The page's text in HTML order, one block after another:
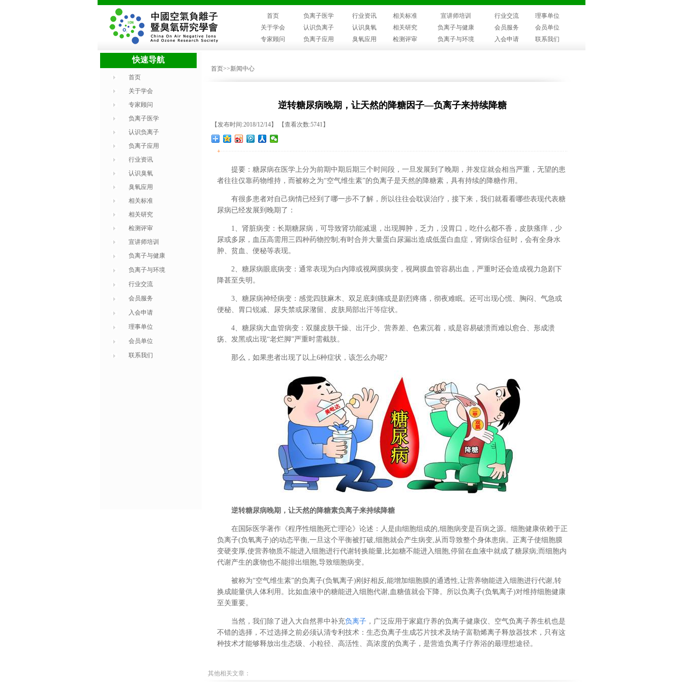
首页 负离子医学 行业资讯 相关标准 宣讲师培训 行业交流
理事单位
关于学会
认识负离子 认识臭氧 相关研究 负离子与健康 会员服务
会员单位
专家顾问
负离子应用 臭氧应用 检测评审 负离子与环境 入会申请 联系我们
快速导航
首页
关于学会
专家顾问
负离子医学
认识负离子
负离子应用
行业资讯
认识臭氧
臭氧应用
相关标准
相关研究
检测评审
宣讲师培训
负离子与健康
负离子与环境
行业交流
会员服务
入会申请
理事单位
会员单位
联系我们
首页>>新闻中心
逆转糖尿病晚期，让天然的降糖因子—负离子来持续降糖
【发布时间:2018/12/14】 【查看次数:5741】
+
提要：糖尿病在医学上分为前期中期后期三个时间段，一旦发展到了晚期，并发症就会相当严重，无望的患
者往往仅靠药物维持，而被称之为“空气维生素”的负离子是天然的降糖素，具有持续的降糖作用。
有很多患者对自己病情已经到了哪一步不了解，所以往往会耽误治疗，接下来，我们就看看哪些表现代表糖
尿病已经发展到晚期了：
1、肾脏病变：长期糖尿病，可导致肾功能减退，出现脚肿，乏力，没胃口，吃什么都不香，皮肤瘙痒，少
尿或多尿，血压高需用三四种药物控制;有时合并大量蛋白尿漏出造成低蛋白血症，肾病综合征时，会有全身水
肿、贫血、便秘等表现。
2、糖尿病眼底病变：通常表现为白内障或视网膜病变，视网膜血管容易出血，严重时还会造成视力急剧下
降甚至失明。
3、糖尿病神经病变：感觉四肢麻木、双足底刺痛或是剧烈疼痛，彻夜难眠。还可出现心慌、胸闷、气急或
便秘、胃口锐减、尿失禁或尿潴留、皮肤局部出汗等症状。
4、糖尿病大血管病变：双腿皮肤干燥、出汗少、营养差、色素沉着，或是容易破溃而难以愈合、形成溃
疡、发黑或出现“老烂脚”严重时需截肢。
那么，如果患者出现了以上6种症状，该怎么办呢?
逆转糖尿病晚期，让天然的降糖素负离子来持续降糖
在国际医学著作《程序性细胞死亡理论》论述：人是由细胞组成的,细胞病变是百病之源。细胞健康依赖于正
负离子(负氧离子)的动态平衡,一旦这个平衡被打破,细胞就会产生病变,从而导致整个身体患病。正离子使细胞膜
变硬变厚,使营养物质不能进入细胞进行代谢转换能量,比如糖不能进入细胞,停留在血液中就成了糖尿病;而细胞内
代谢产生的废物也不能排出细胞,导致细胞病变。
被称为“空气维生素”的负离子(负氧离子)刚好相反,能增加细胞膜的通透性,让营养物能进入细胞进行代谢,转
换成能量供人体利用。比如血液中的糖能进入细胞代谢,血糖值就会下降。所以负离子(负氧离子)对维持细胞健康
至关重要。
当然，我们除了进入大自然界中补充负离子 ，广泛应用于家庭疗养的负离子健康仪、空气负离子养生机也是
不错的选择，不过选择之前必须认清专利技术：生态负离子生成芯片技术及纳子富勒烯离子释放器技术，只有这
种技术才能够释放出生态级、小粒径、高活性、高浓度的负离子，是营造负离子疗养浴的最理想途径。
其他相关文章：